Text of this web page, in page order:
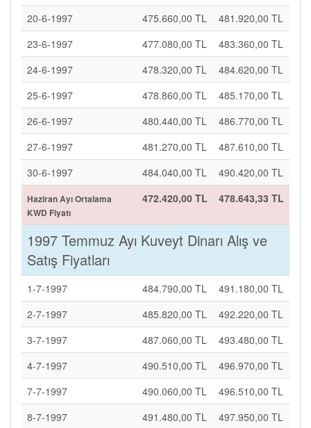
20-6-1997
475.660,00 TL
481.920,00 TL
23-6-1997
477.080,00 TL
483.360,00 TL
24-6-1997
478.320,00 TL
484.620,00 TL
25-6-1997
478.860,00 TL
485.170,00 TL
26-6-1997
480.440,00 TL
486.770,00 TL
27-6-1997
481.270,00 TL
487.610,00 TL
30-6-1997
484.040,00 TL 490.420,00 TL
Haziran Ayı Ortalama
KWD Fiyatı
472.420,00 TL 478.643,33 TL
1997 Temmuz Ayı Kuveyt Dinarı Alış ve
Satış Fiyatları
1-7-1997 484.790,00 TL
491.180,00 TL
2-7-1997
485.820,00 TL
492.220,00 TL
3-7-1997
487.060,00 TL
493.480,00 TL
4-7-1997
490.510,00 TL
496.970,00 TL
7-7-1997
490.060,00 TL
496.510,00 TL
8-7-1997
491.480,00 TL 497.950,00 TL